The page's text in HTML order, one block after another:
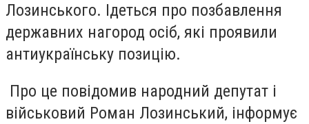
Лозинського. Ідеться про позбавлення
державних нагород осіб, які проявили
антиукраїнську позицію.
Про це повідомив народний депутат і
військовий Роман Лозинський, інформує